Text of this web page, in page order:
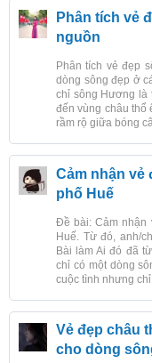
Phân tích vẻ
nguồn
Phân tích vẻ đẹp
dòng sông đẹp ở
chỉ sông Hương là
đến vùng châu thổ
rầm rộ giữa bóng
Cảm nhận vẻ
phố Huế
Đề bài: Cảm nhận
Huế. Từ đó, anh/
Bài làm Ai đó đã
chỉ có một dòng
cuộc tình nhưng chỉ
Vẻ đẹp châu
cho dòng